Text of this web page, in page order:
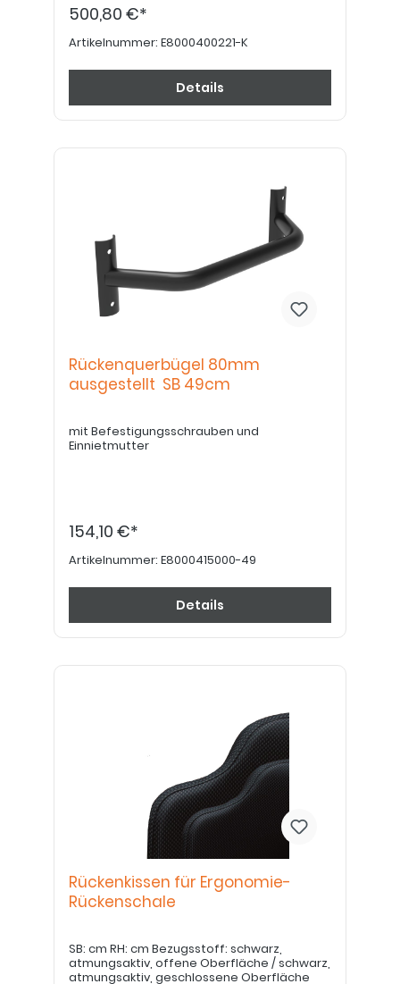
500,80 €*
Artikelnummer: E8000400221-K
Details
Rückenquerbügel 80mm
ausgestellt SB 49cm
mit Befestigungsschrauben und
Einnietmutter
154,10 €*
Artikelnummer: E8000415000-49
Details
Rückenkissen für Ergonomie-
Rückenschale
SB: cm RH: cm Bezugsstoff: schwarz,
atmungsaktiv, offene Oberfläche / schwarz,
atmungsaktiv, geschlossene Oberfläche